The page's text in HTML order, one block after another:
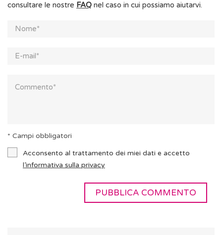
consultare le nostre FAQ nel caso in cui possiamo aiutarvi.
* Campi obbligatori
Acconsento al trattamento dei miei dati e accetto
l’informativa sulla privacy